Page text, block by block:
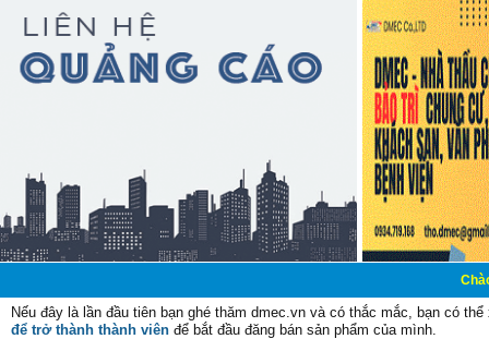
Chào mừng
Nếu đây là lần đầu tiên bạn ghé thăm dmec.vn và có thắc mắc, bạn có
để trở thành thành viên để bắt đầu đăng bán sản phẩm của mình.